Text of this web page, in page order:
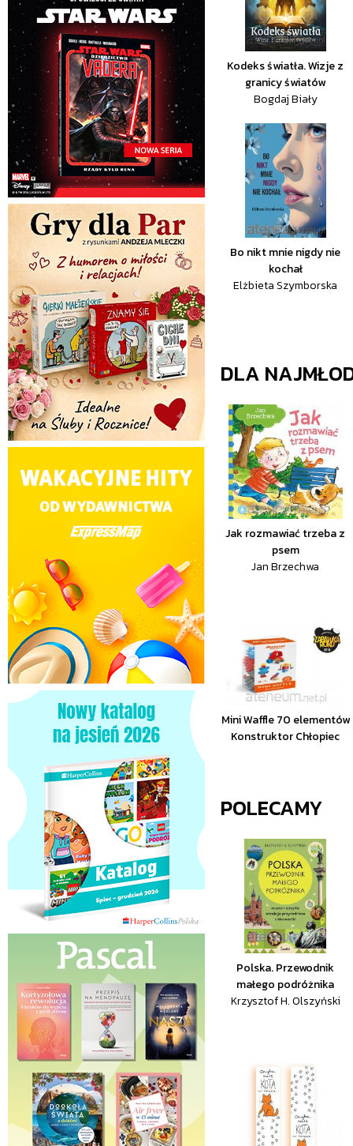
Kodeks światła. Wizje z
granicy światów
Bogdaj Biały
Bo nikt mnie nigdy nie
kochał
Elżbieta Szymborska
DLA
Jak rozmawiać trzeba z
psem
Jan Brzechwa
Mini Waffle 70 elementów
Konstruktor Chłopiec
POLECAMY
Polska. Przewodnik
małego podróżnika
Krzysztof H. Olszyński